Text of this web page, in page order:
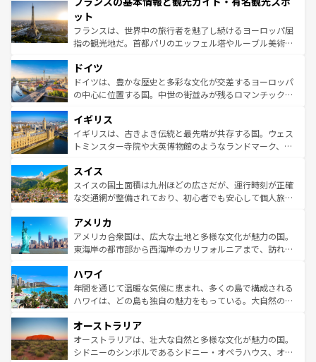
なお、新着のイタリア情報は
しい。
れる闘牛、そして美味しいタパスが生活の一部となってい
る。首都マドリードの洗練された雰囲気や、バルセロナの
アートに溢れた街角から、地方では古代ローマ遺跡や中世
せる。地方によって風土や気候が異なるスペインはその個
性で訪れる人を魅了する。 なお、新着のスペイン情報は コ
ンテンツ一覧を参照してほしい。
ット
フランスは、世界中の旅行者を魅了し続けるヨーロッパ屈
指の観光地だ。首都パリのエッフェル塔やルーブル美術館
で、幅広い魅力が詰まっている。華麗な宮殿、歴史的な大
聖堂、美しいビーチ、そして豊かな自然が、訪れる者を心
から魅了する。また、フランスは美食の国としても知ら
いる。シャンパンの発祥地であるランス、プロヴァンスの
香り高いラベンダー畑など、多彩な楽しみ方が可能だ。さ
らに、パリ以外の地域にも魅力が溢れており、どの街角に
れる地方に足を運ぶとそれぞれで全く異なる文化を体験で
きるだろう。 なお、新着のフランス情報はコンテンツ一覧
を参照してほしい。
ドイツ
ドイツは、豊かな歴史と多彩な文化が交差するヨーロッパ
の中心に位置する国。中世の街並みが残るロマンチック街
顔を持つこの国は、どこを歩いても飽きることがない。ベ
ルリンの文化的活気、バイエルン州のアルプスの絶景、そ
してライン川沿いのワイン畑といった風景は必見。ビール
は、お酒好きな人にはぜひ体験してほしい。 なお、新着の
ドイツ情報はコンテンツ一覧を参照してほしい。
イギリス
イギリスは、古きよき伝統と最先端が共存する国。ウェス
トミンスター寺院や大英博物館のようなランドマーク、歴
リアごとに異なる魅力がある。また、優雅なアフタヌーン
ティー、ビール好きにはたまらない英国パブ、サッカー観
戦など、本場だからこそできる体験も豊富。イギリスを旅
ンツ一覧を参照してほしい。
スイス
スイスの国土面積は九州ほどの広さだが、運行時刻が正確
な交通網が整備されており、初心者でも安心して個人旅行
の建物がそのまま残る町や、スイスならではのユニークな
博物館もあり、アルプス観光だけでなく町歩きも満喫する
ことができる。国民の所得が高いため物価も高いが、旅行
ば市内交通費無料で観光を楽しむこともできる。 なお、新
着のスイス情報はコンテンツ一覧 を参照してほしい。
アメリカ
アメリカ合衆国は、広大な土地と多様な文化が魅力の国。
東海岸の都市部から西海岸のカリフォルニアまで、訪れる
のような巨大都市は、観光、ショッピング、エンターテイ
ンメントが詰まった刺激的なスポットだ。一方、アメリカ
西部には大自然が広がり、グランドキャニオンやイエロー
部のニューオーリンズでは、音楽と美食が融合した独特の
文化が魅力。旅行者はアメリカの各地域で異なる魅力を楽
しみながら、その多様性と豊かな歴史を感じることができ
ハワイ
年間を通じて温暖な気候に恵まれ、多くの島で構成される
ハワイは、どの島も独自の魅力をもっている。大自然の神
ワイ島は見逃せない。また、定番の観光地といえばオアフ
島だが、静かな自然を求めるならマウイ島やカウアイ島が
おすすめ。エメラルドグリーンに輝く海をはじめ、豊かな
オーストラリア
オーストラリアは、壮大な自然と多様な文化が魅力の国。
シドニーのシンボルであるシドニー・オペラハウス、オー